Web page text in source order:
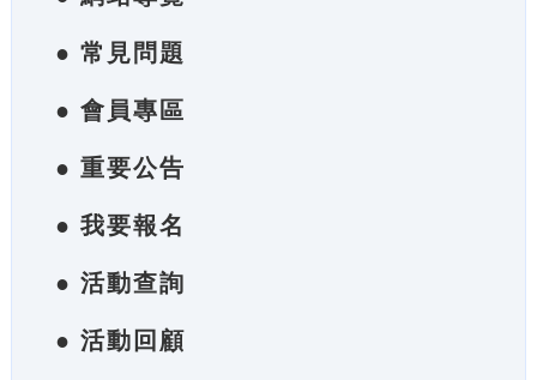
● 常見問題
● 會員專區
● 重要公告
● 我要報名
● 活動查詢
● 活動回顧